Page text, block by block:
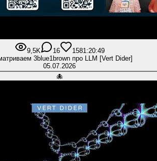
9,5K 16 1581:20:49
3blue1brown про LLM [Vert Dider]
05.07.2026
🐙